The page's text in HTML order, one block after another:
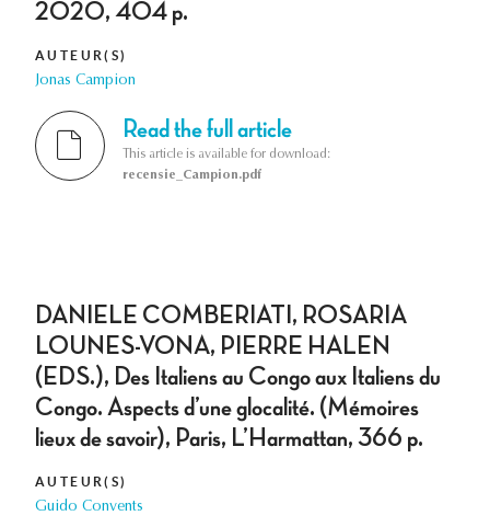
2020, 404 p.
AUTEUR(S)
Jonas Campion
Read the full article
This article is available for download:
recensie_Campion.pdf
DANIELE COMBERIATI, ROSARIA
LOUNES-VONA, PIERRE HALEN
(EDS.), Des Italiens au Congo aux Italiens du
Congo. Aspects d’une glocalité. (Mémoires
lieux de savoir), Paris, L’Harmattan, 366 p.
AUTEUR(S)
Guido Convents